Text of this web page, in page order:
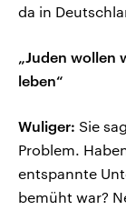
da in
„Juden wollen
leben“
Wuliger: Sie
Problem.
entspannte
bemüht war?